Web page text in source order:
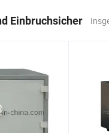
Einbruchsicher